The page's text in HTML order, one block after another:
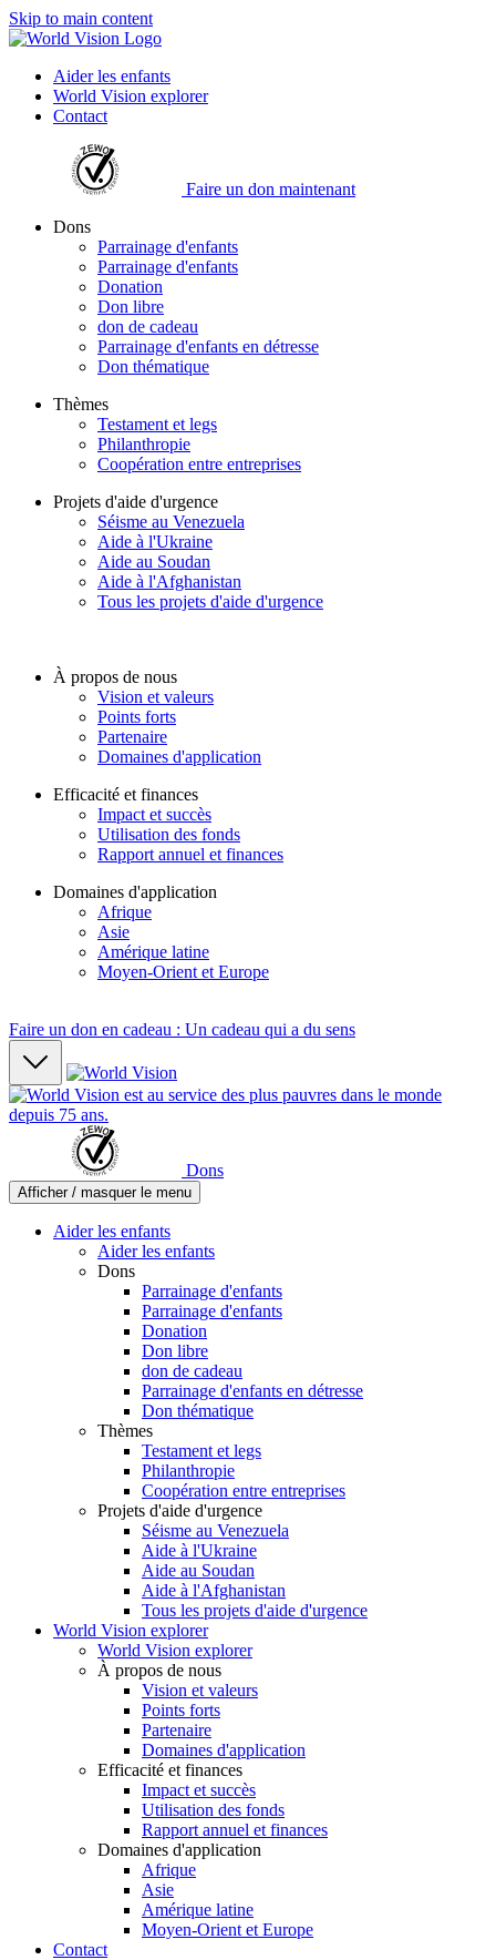
Skip to main content
Aider les enfants
World Vision explorer
Contact
Faire un don maintenant
Dons
Parrainage d'enfants
Parrainage d'enfants
Donation
Don libre
don de cadeau
Parrainage d'enfants en détresse
Don thématique
Thèmes
Testament et legs
Philanthropie
Coopération entre entreprises
Projets d'aide d'urgence
Séisme au Venezuela
Aide à l'Ukraine
Aide au Soudan
Aide à l'Afghanistan
Tous les projets d'aide d'urgence
À propos de nous
Vision et valeurs
Points forts
Partenaire
Domaines d'application
Efficacité et finances
Impact et succès
Utilisation des fonds
Rapport annuel et finances
Domaines d'application
Afrique
Asie
Amérique latine
Moyen-Orient et Europe
Faire un don en cadeau : Un cadeau qui a du sens
Dons
Afficher / masquer le menu
Aider les enfants
Aider les enfants
Dons
Parrainage d'enfants
Parrainage d'enfants
Donation
Don libre
don de cadeau
Parrainage d'enfants en détresse
Don thématique
Thèmes
Testament et legs
Philanthropie
Coopération entre entreprises
Projets d'aide d'urgence
Séisme au Venezuela
Aide à l'Ukraine
Aide au Soudan
Aide à l'Afghanistan
Tous les projets d'aide d'urgence
World Vision explorer
World Vision explorer
À propos de nous
Vision et valeurs
Points forts
Partenaire
Domaines d'application
Efficacité et finances
Impact et succès
Utilisation des fonds
Rapport annuel et finances
Domaines d'application
Afrique
Asie
Amérique latine
Moyen-Orient et Europe
Contact